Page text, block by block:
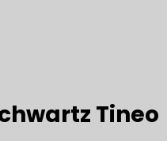
Tineo